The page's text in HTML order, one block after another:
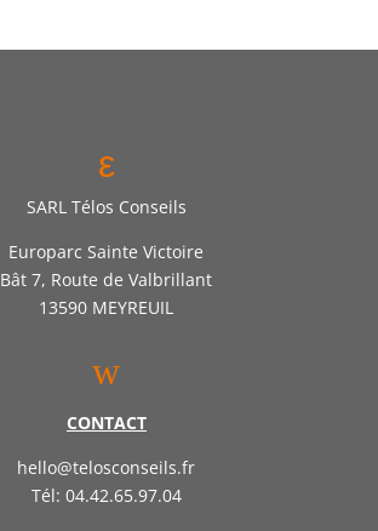
ε
SARL Télos Conseils
Europarc Sainte Victoire
Bât 7, Route de Valbrillant
13590 MEYREUIL
w
CONTACT
hello@telosconseils.fr
Tél: 04.42.65.97.04